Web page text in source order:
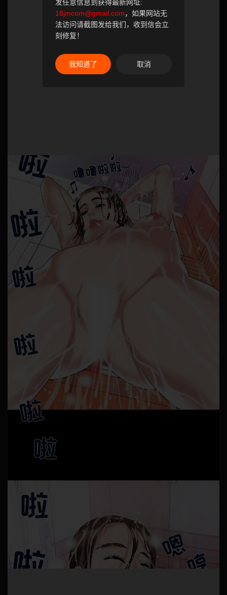
发任意信息到获得最新网址:
18jmcom@gmail.com，如果网站无
法访问请截图发给我们，收到信会立
刻修复！
我知道了 取消